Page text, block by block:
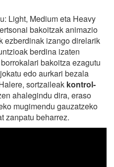
Light, Medium eta Heavy
bakoitzak animazio
ezberdinak izango direlarik
berdina izaten
bakoitza ezagutu
edo aurkari bezala
sortzaileak kontrol-
ahalegindu dira, eraso
mugimendu gauzatzeko
zanpatu beharrez.